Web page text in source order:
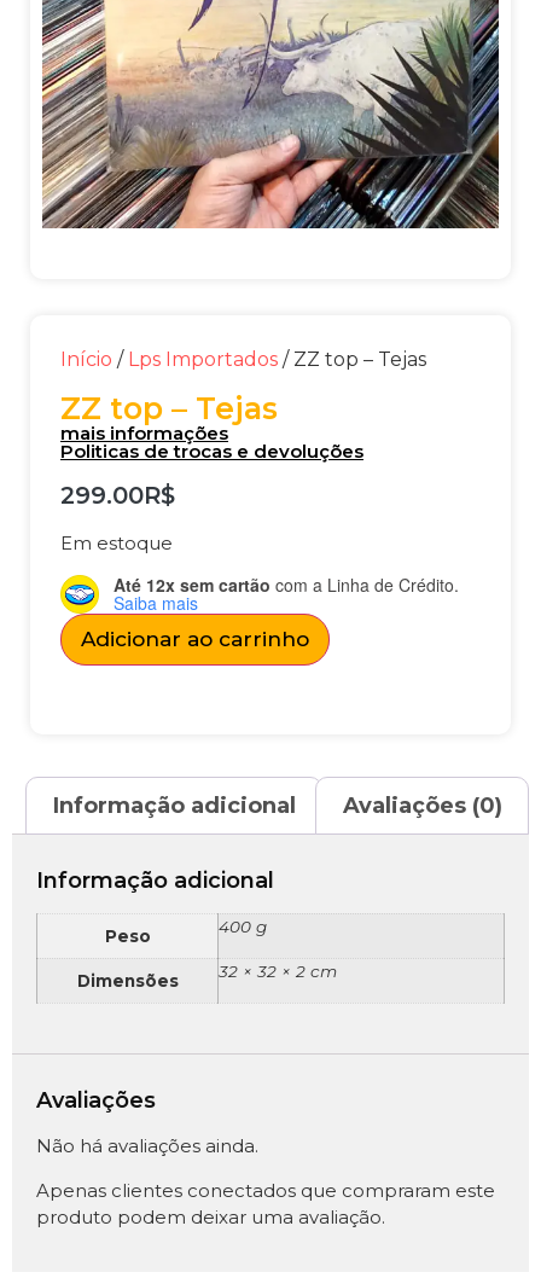
Início / Lps Importados / ZZ top – Tejas
ZZ top – Tejas
mais informações
Politicas de trocas e devoluções
299.00R$
Em estoque
Até 12x sem cartão com a Linha de Crédito.
Saiba mais
Adicionar ao carrinho
Informação adicional Avaliações (0)
Informação adicional
Peso 400 g
Dimensões 32 × 32 × 2 cm
Avaliações
Não há avaliações ainda.
Apenas clientes conectados que compraram este
produto podem deixar uma avaliação.